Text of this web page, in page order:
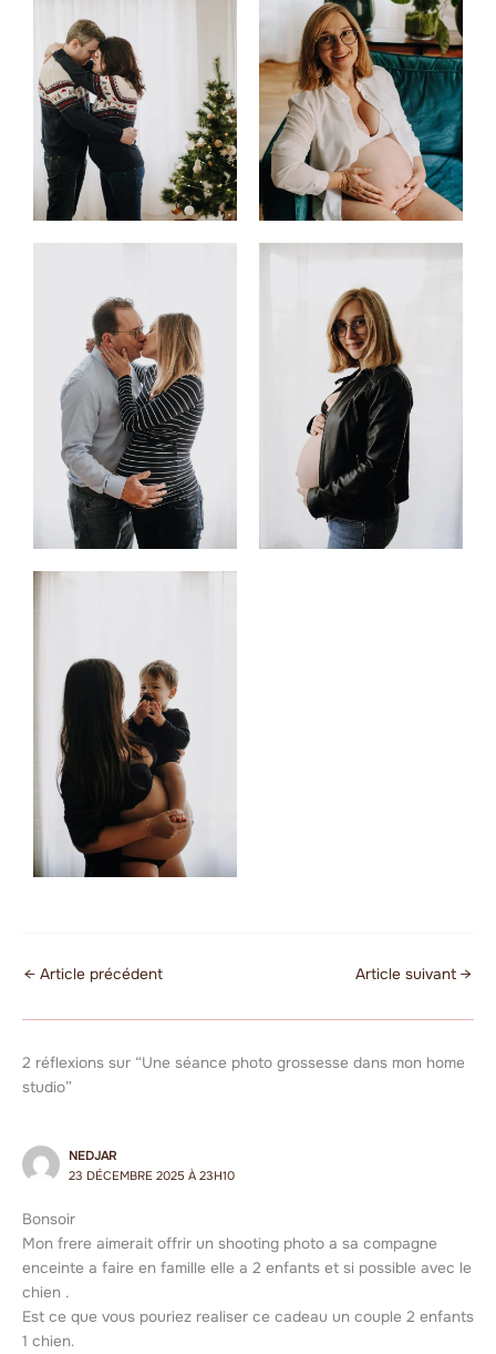
← Article précédent Article suivant →
2 réflexions sur “Une séance photo grossesse dans mon home
studio”
NEDJAR
23 DÉCEMBRE 2025 À 23H10
Bonsoir
Mon frere aimerait offrir un shooting photo a sa compagne
enceinte a faire en famille elle a 2 enfants et si possible avec le
chien .
Est ce que vous pouriez realiser ce cadeau un couple 2 enfants
1 chien.